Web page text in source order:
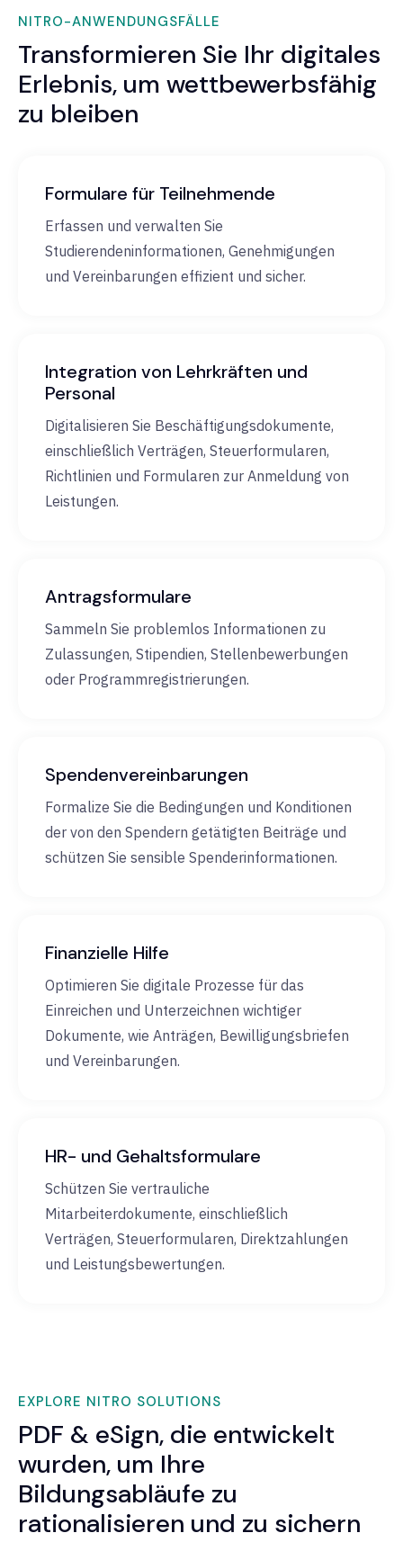
NITRO-ANWENDUNGSFÄLLE
Transformieren Sie Ihr digitales
Erlebnis, um wettbewerbsfähig
zu bleiben
Formulare für Teilnehmende
Erfassen und verwalten Sie
Studierendeninformationen, Genehmigungen
und Vereinbarungen effizient und sicher.
Integration von Lehrkräften und
Personal
Digitalisieren Sie Beschäftigungsdokumente,
einschließlich Verträgen, Steuerformularen,
Richtlinien und Formularen zur Anmeldung von
Leistungen.
Antragsformulare
Sammeln Sie problemlos Informationen zu
Zulassungen, Stipendien, Stellenbewerbungen
oder Programmregistrierungen.
Spendenvereinbarungen
Formalize Sie die Bedingungen und Konditionen
der von den Spendern getätigten Beiträge und
schützen Sie sensible Spenderinformationen.
Finanzielle Hilfe
Optimieren Sie digitale Prozesse für das
Einreichen und Unterzeichnen wichtiger
Dokumente, wie Anträgen, Bewilligungsbriefen
und Vereinbarungen.
HR- und Gehaltsformulare
Schützen Sie vertrauliche
Mitarbeiterdokumente, einschließlich
Verträgen, Steuerformularen, Direktzahlungen
und Leistungsbewertungen.
EXPLORE NITRO SOLUTIONS
PDF & eSign, die entwickelt
wurden, um Ihre
Bildungsabläufe zu
rationalisieren und zu sichern